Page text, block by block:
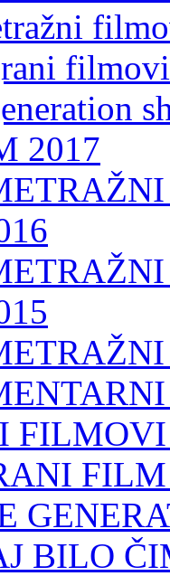
filmovi
2017
FILMOVI
FILM
BILO